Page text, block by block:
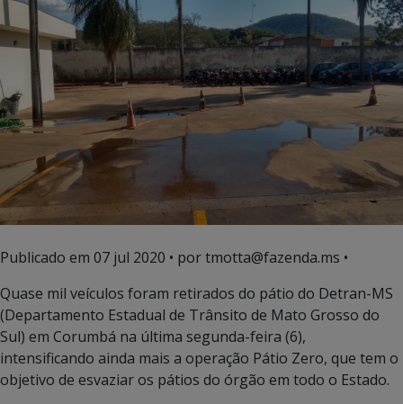
Publicado em 07 jul 2020 • por tmotta@fazenda.ms •
Quase mil veículos foram retirados do pátio do Detran-MS
(Departamento Estadual de Trânsito de Mato Grosso do
Sul) em Corumbá na última segunda-feira (6),
intensificando ainda mais a operação Pátio Zero, que tem o
objetivo de esvaziar os pátios do órgão em todo o Estado.